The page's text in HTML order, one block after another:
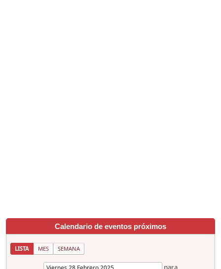
Calendario de eventos próximos
LISTA MES SEMANA